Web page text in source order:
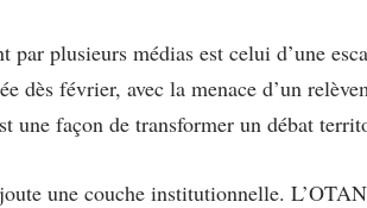
par plusieurs médias est celui d’une
dès février, avec la menace d’un
une façon de transformer un débat
une couche institutionnelle.